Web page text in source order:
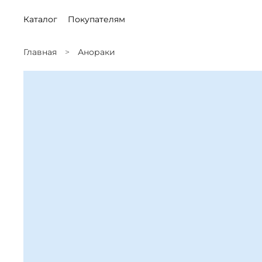
Каталог Покупателям
Главная Анораки